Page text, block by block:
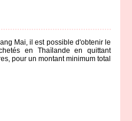
Mai, il est possible d'obtenir le
en Thaïlande en quittant
pour un montant minimum total